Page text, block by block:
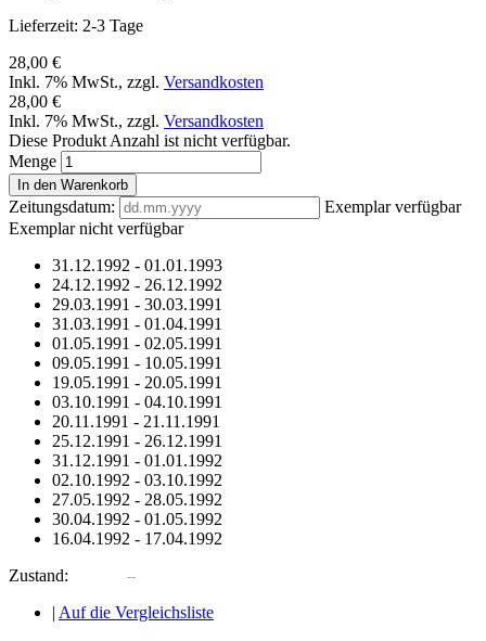
Lieferzeit: 2-3 Tage
28,00 €
Inkl. 7% MwSt., zzgl. Versandkosten
28,00 €
Inkl. 7% MwSt., zzgl. Versandkosten
Diese Produkt Anzahl ist nicht verfügbar.
Menge
In den Warenkorb
Zeitungsdatum:
Exemplar verfügbar
Exemplar nicht verfügbar
31.12.1992 - 01.01.1993
24.12.1992 - 26.12.1992
29.03.1991 - 30.03.1991
31.03.1991 - 01.04.1991
01.05.1991 - 02.05.1991
09.05.1991 - 10.05.1991
19.05.1991 - 20.05.1991
03.10.1991 - 04.10.1991
20.11.1991 - 21.11.1991
25.12.1991 - 26.12.1991
31.12.1991 - 01.01.1992
02.10.1992 - 03.10.1992
27.05.1992 - 28.05.1992
30.04.1992 - 01.05.1992
16.04.1992 - 17.04.1992
Zustand:
| Auf die Vergleichsliste